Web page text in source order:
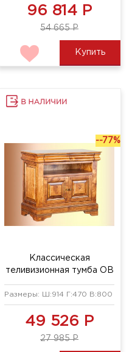
96 814 Р
54 665 Р
Купить
--77%
Классическая
теливизионная тумба ОВ
Размеры: Ш:914 Г:470 В:800 мм
49 526 Р
27 985 Р